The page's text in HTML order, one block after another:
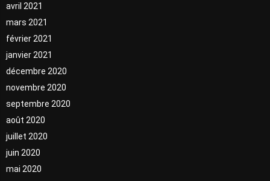
avril 2021
mars 2021
février 2021
janvier 2021
décembre 2020
novembre 2020
septembre 2020
août 2020
juillet 2020
juin 2020
mai 2020